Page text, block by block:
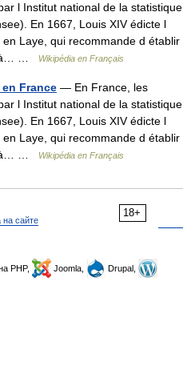
l Institut national de la statistique
En 1667, Louis XIV édicte l
Laye, qui recommande d établir
à… …
Wikipédia en Français
France — En France, les
l Institut national de la statistique
En 1667, Louis XIV édicte l
Laye, qui recommande d établir
à… …
Wikipédia en Français
18+
на сайте
PHP, Joomla,
Drupal,